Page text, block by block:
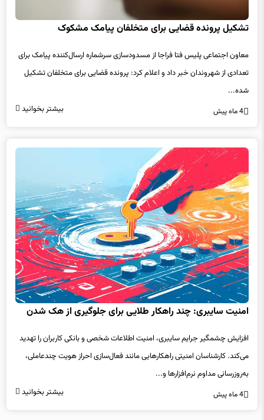
تشکیل پرونده قضایی برای متخلفان پیامک مشکوک
معاون اجتماعی پلیس فتا فراجا از مسدودسازی سرشماره ارسال‌کننده پیامک برای
تعدادی از شهروندان خبر داد و اعلام کرد: پرونده قضایی برای متخلفان تشکیل
شده...
4 ماه پیش بیشتر بخوانید
امنیت سایبری: چند راهکار طلایی برای جلوگیری از هک شدن
افزایش چشمگیر جرایم سایبری، امنیت اطلاعات شخصی و بانکی کاربران را تهدید
می‌کند. کارشناسان امنیتی راهکارهایی مانند فعال‌سازی احراز هویت چندعاملی،
به‌روزرسانی مداوم نرم‌افزارها و...
4 ماه پیش بیشتر بخوانید